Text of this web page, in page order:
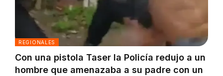
REGIONALES
Con una pistola Taser la Policía redujo a un
hombre que amenazaba a su padre con un